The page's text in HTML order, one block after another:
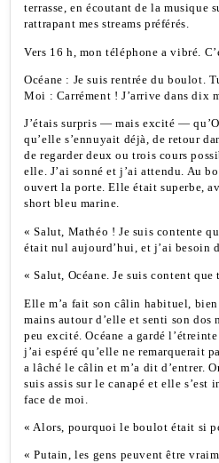
terrasse, en écoutant de la musique
rattrapant mes streams préférés.
Vers 16 h, mon téléphone a vibré.
Océane : Je suis rentrée du boulot.
Moi : Carrément ! J’arrive dans dix
J’étais surpris — mais excité —
qu’elle s’ennuyait déjà, de retour
de regarder deux ou trois cours
elle. J’ai sonné et j’ai attendu. Au
ouvert la porte. Elle était superbe,
short bleu marine.
« Salut, Mathéo ! Je suis contente
était nul aujourd’hui, et j’ai besoin
« Salut, Océane. Je suis content que
Elle m’a fait son câlin habituel, bien
mains autour d’elle et senti son dos
peu excité. Océane a gardé
j’ai espéré qu’elle ne remarquerait
a lâché le câlin et m’a dit d’entrer.
suis assis sur le canapé et elle s’est
face de moi.
« Alors, pourquoi le boulot était si
« Putain, les gens peuvent être